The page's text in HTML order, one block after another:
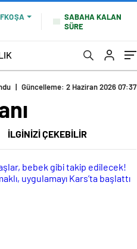
SABAHA KALAN
SÜRE
| Güncelleme: 2 Haziran 2026 07:37
İLGİNİZİ ÇEKEBİLİR